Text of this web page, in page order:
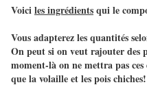
Voiciles ingrédientsqui le
Vous adapterez les quantités
On peut si on veut rajouter des
moment-là on ne mettra pas
que la volaille et les pois chiches!